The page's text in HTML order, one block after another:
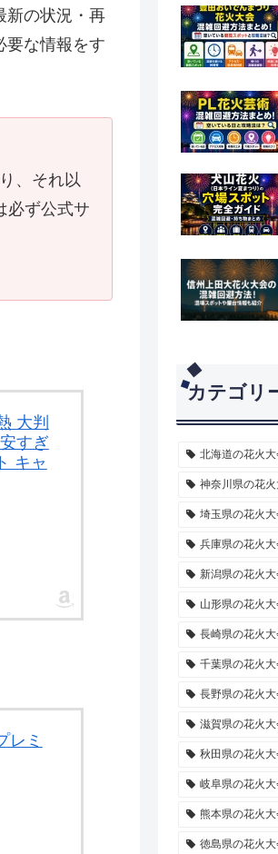
新の状況・再
要な情報をす
、それ以
必ず公式サ
大判
すぎ
キャ
レミ
カテゴリ
北海道の花火
神奈川県の花
埼玉県の花火
兵庫県の花火
新潟県の花火
山形県の花火
長崎県の花火
千葉県の花火
長野県の花火
滋賀県の花火
秋田県の花火
岐阜県の花火
熊本県の花火
徳島県の花火